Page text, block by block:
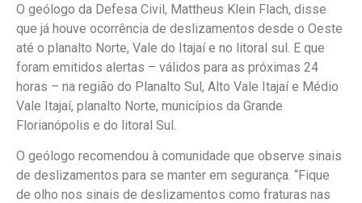
O geólogo da Defesa Civil, Mattheus Klein Flach, disse
que já houve ocorrência de deslizamentos desde o Oeste
até o planalto Norte, Vale do Itajaí e no litoral sul. E que
foram emitidos alertas – válidos para as próximas 24
horas – na região do Planalto Sul, Alto Vale Itajaí e Médio
Vale Itajaí, planalto Norte, municípios da Grande
Florianópolis e do litoral Sul.
O geólogo recomendou à comunidade que observe sinais
de deslizamentos para se manter em segurança. “Fique
de olho nos sinais de deslizamentos como fraturas nas